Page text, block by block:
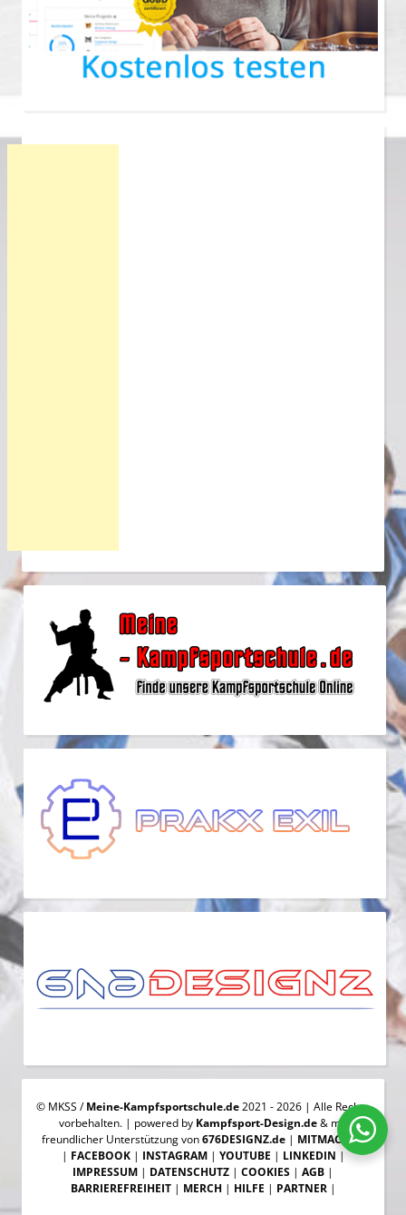
© MKSS /Meine-Kampfsportschule.de2021 - 2026 | Alle Rechte
vorbehalten. | powered by Kampfsport-Design.de& mit
freundlicher Unterstützung von676DESIGNZ.de| MITMACHEN
| FACEBOOK| INSTAGRAM| YOUTUBE | LINKEDIN |
IMPRESSUM | DATENSCHUTZ | COOKIES | AGB |
BARRIEREFREIHEIT| MERCH| HILFE | PARTNER|